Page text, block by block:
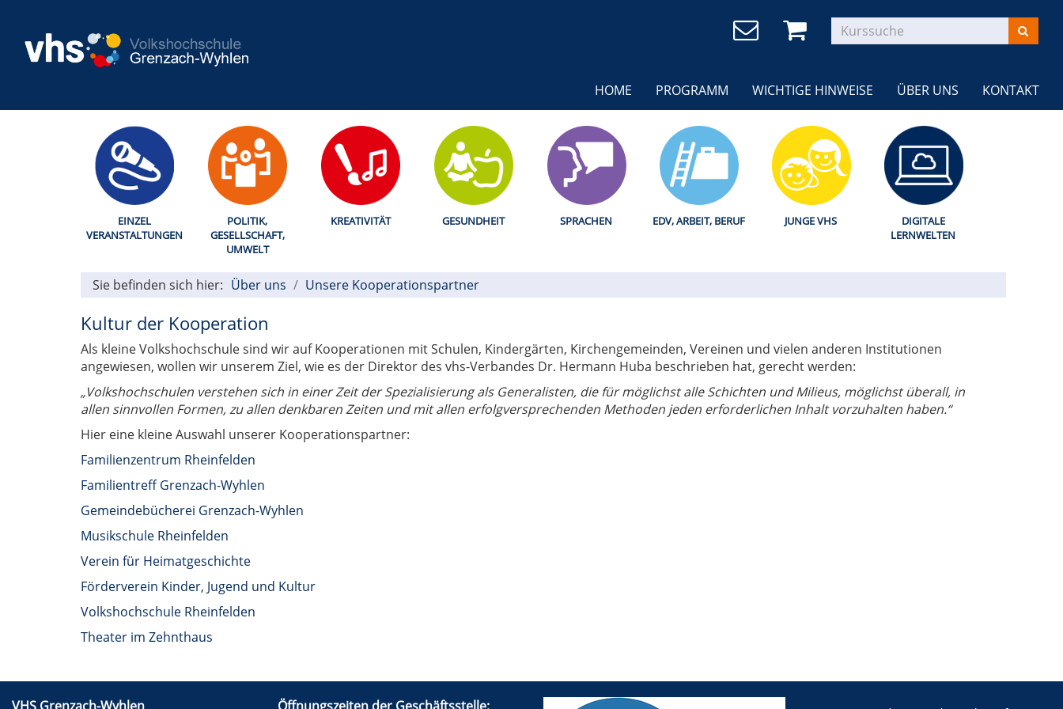
HOME PROGRAMM WICHTIGE HINWEISE ÜBER UNS KONTAKT
EINZEL
VERANSTALTUNGEN
POLITIK,
GESELLSCHAFT,
UMWELT
KREATIVITÄT GESUNDHEIT SPRACHEN EDV, ARBEIT, BERUF JUNGE VHS
DIGITALE
LERNWELTEN
Sie befinden sich hier: Über uns Unsere Kooperationspartner
Kultur der Kooperation
Als kleine Volkshochschule sind wir auf Kooperationen mit Schulen, Kindergärten, Kirchengemeinden, Vereinen und vielen anderen Institutionen
angewiesen, wollen wir unserem Ziel, wie es der Direktor des vhs-Verbandes Dr. Hermann Huba beschrieben hat, gerecht werden:
„Volkshochschulen verstehen sich in einer Zeit der Spezialisierung als Generalisten, die für möglichst alle Schichten und Milieus, möglichst überall, in
allen sinnvollen Formen, zu allen denkbaren Zeiten und mit allen erfolgversprechenden Methoden jeden erforderlichen Inhalt vorzuhalten haben.“
Hier eine kleine Auswahl unserer Kooperationspartner:
Familienzentrum Rheinfelden
Familientreff Grenzach-Wyhlen
Gemeindebücherei Grenzach-Wyhlen
Musikschule Rheinfelden
Verein für Heimatgeschichte
Förderverein Kinder, Jugend und Kultur
Volkshochschule Rheinfelden
Theater im Zehnthaus